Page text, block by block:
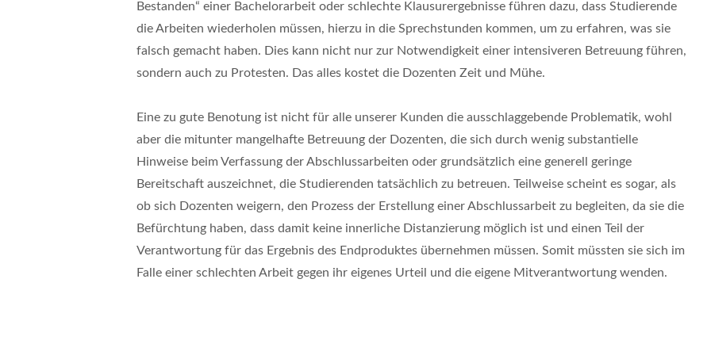
Bestanden“ einer Bachelorarbeit oder schlechte Klausurergebnisse führen dazu, dass Studierende
die Arbeiten wiederholen müssen, hierzu in die Sprechstunden kommen, um zu erfahren, was sie
falsch gemacht haben. Dies kann nicht nur zur Notwendigkeit einer intensiveren Betreuung führen,
sondern auch zu Protesten. Das alles kostet die Dozenten Zeit und Mühe.
Eine zu gute Benotung ist nicht für alle unserer Kunden die ausschlaggebende Problematik, wohl
aber die mitunter mangelhafte Betreuung der Dozenten, die sich durch wenig substantielle
Hinweise beim Verfassung der Abschlussarbeiten oder grundsätzlich eine generell geringe
Bereitschaft auszeichnet, die Studierenden tatsächlich zu betreuen. Teilweise scheint es sogar, als
ob sich Dozenten weigern, den Prozess der Erstellung einer Abschlussarbeit zu begleiten, da sie die
Befürchtung haben, dass damit keine innerliche Distanzierung möglich ist und einen Teil der
Verantwortung für das Ergebnis des Endproduktes übernehmen müssen. Somit müssten sie sich im
Falle einer schlechten Arbeit gegen ihr eigenes Urteil und die eigene Mitverantwortung wenden.